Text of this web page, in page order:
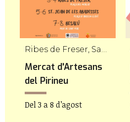
Mercat d'Artesans
del Pirineu
Del 3 a 8 d’agost